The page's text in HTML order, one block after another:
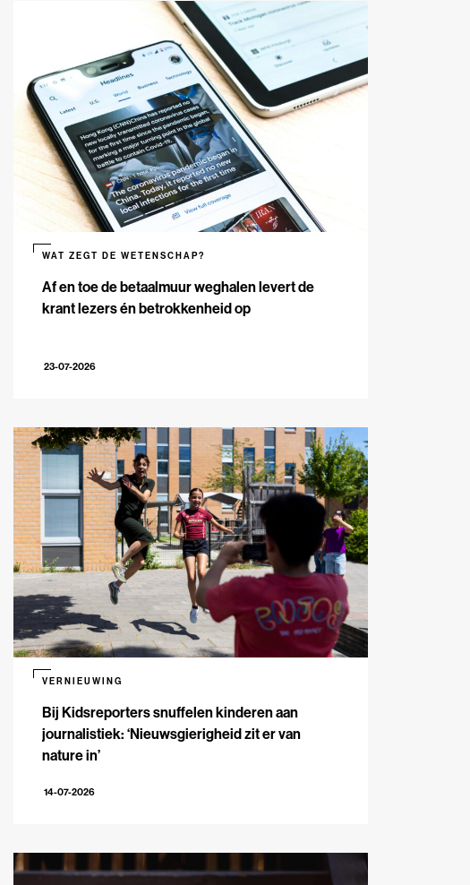
Af en toe de betaalmuur weghalen levert de
krant lezers én betrokkenheid op
WAT ZEGT DE WETENSCHAP?
23-07-2026
Bij Kidsreporters snuffelen kinderen aan
journalistiek: ‘Nieuwsgierigheid zit er van
nature in’
VERNIEUWING
14-07-2026